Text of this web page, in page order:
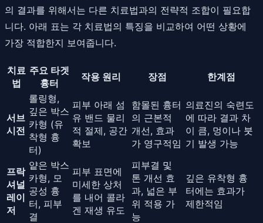
의 결과를 위해서는 다른 치료법과의 전략적 조합이 필요합
니다. 아래 표는 각 치료법의 특징을 비교하여 어떤 상황에
가장 적합한지 보여줍니다.
치료
법
주요 타겟
흉터
작용 원리 장점 한계점
서브
시전
롤링형,
깊은 박스
카형 (유
착형 흉
터)
피부 아래 섬
유 밴드 물리
적 절제, 공간
확보
함몰된 흉터
의 근본적
개선, 효과
가 영구적임
의료진의 숙련도
에 따라 결과 차
이 큼, 멍이나 붓
기 발생 가능
프락
셔널
레이
저
얕은 박스
카형, 모
공성 흉
터, 피부
결
피부 표면에
미세한 상처
를 내어 콜라
겐 재생 유도
피부결 및
톤 개선 효
과, 넓은 부
위 적용 가
능
깊은 유착형 흉
터에는 효과가
제한적임